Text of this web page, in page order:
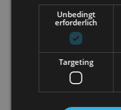
unterschlagen: Tenor
schmieriger Tangosänger
[…] Auf der dauerbewegten
Quiggin) immer was los, die
Aleš Valášek wechseln im
schon früh den Atem […]
in großer Besetzung –
makellos. Dirigent Peter
Unbedingt
erforderlich
Targeting